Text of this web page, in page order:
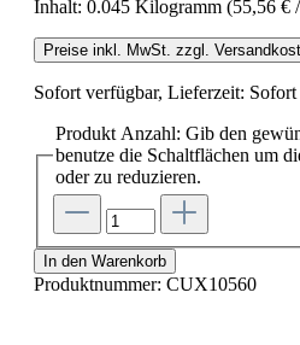
Inhalt: 0.045 Kilogramm (55,56 €
Preise inkl. MwSt. zzgl.
Sofort verfügbar, Lieferzeit:
Produkt Anzahl: Gib den
benutze die Schaltflächen um
oder zu reduzieren.
In den Warenkorb
Produktnummer: CUX10560